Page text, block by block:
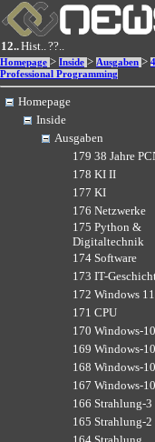
12..Hist..??..
Homepage > Inside > Ausgaben >
Professional Programming
Homepage
Inside
Ausgaben
179 38 Jahre
178 KI II
177 KI
176 Netzwerke
175 Python &
Digitaltechnik
174 Software
173 IT-
172 Windows 11
171 CPU
170 Windows-
169 Windows-
168 Windows-
167 Windows-
166 Strahlung-3
165 Strahlung-2